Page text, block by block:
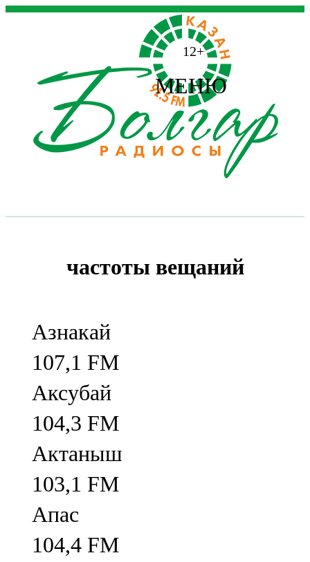
12+
МЕНЮ
частоты вещаний
Азнакай
107,1 FM
Аксубай
104,3 FM
Актаныш
103,1 FM
Апас
104,4 FM